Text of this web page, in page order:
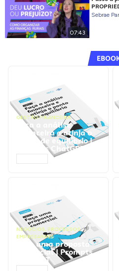
07:43
Sebrae
GESTÃO FINANCEIRA
Faça a análise
financeira e atinja o
ponto de equilíbrio |
Prompts ChatGPT
NEGÓCIOS, PROCESSOS
EMPRESARIAIS
Faça uma proposta
comercial | Prompts
ChatGPT